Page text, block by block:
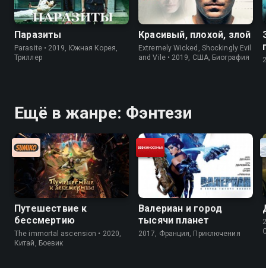
Паразиты
Parasite • 2019, Южная Корея,
Триллер
Красивый, плохой, злой
Extremely Wicked, Shockingly Evil
and Vile • 2019, США, Биография
Ещё в жанре: Фэнтези
Путешествие к
бессмертию
The immortal ascension • 2020,
Китай, Боевик
Валериан и город
тысячи планет
2017, Франция, Приключения